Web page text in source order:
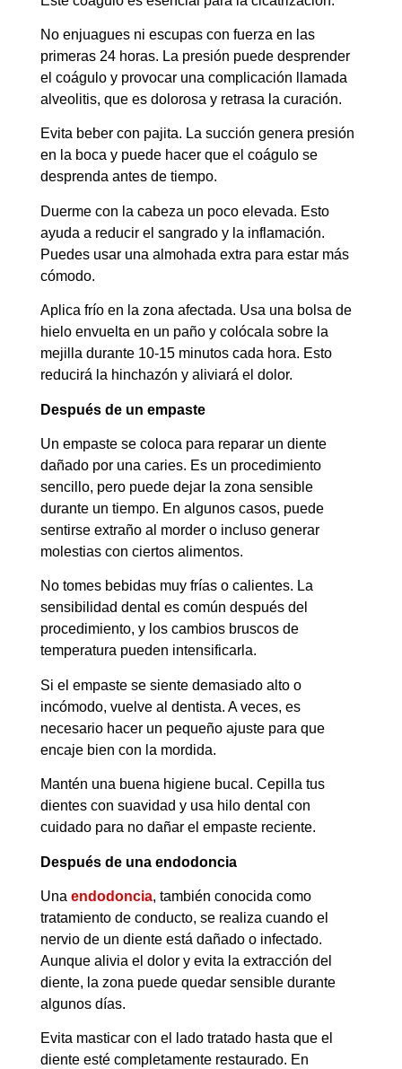
No enjuagues ni escupas con fuerza en las
primeras 24 horas. La presión puede desprender
el coágulo y provocar una complicación llamada
alveolitis, que es dolorosa y retrasa la curación.
Evita beber con pajita. La succión genera presión
en la boca y puede hacer que el coágulo se
desprenda antes de tiempo.
Duerme con la cabeza un poco elevada. Esto
ayuda a reducir el sangrado y la inflamación.
Puedes usar una almohada extra para estar más
cómodo.
Aplica frío en la zona afectada. Usa una bolsa de
hielo envuelta en un paño y colócala sobre la
mejilla durante 10-15 minutos cada hora. Esto
reducirá la hinchazón y aliviará el dolor.
Después de un empaste
Un empaste se coloca para reparar un diente
dañado por una caries. Es un procedimiento
sencillo, pero puede dejar la zona sensible
durante un tiempo. En algunos casos, puede
sentirse extraño al morder o incluso generar
molestias con ciertos alimentos.
No tomes bebidas muy frías o calientes. La
sensibilidad dental es común después del
procedimiento, y los cambios bruscos de
temperatura pueden intensificarla.
Si el empaste se siente demasiado alto o
incómodo, vuelve al dentista. A veces, es
necesario hacer un pequeño ajuste para que
encaje bien con la mordida.
Mantén una buena higiene bucal. Cepilla tus
dientes con suavidad y usa hilo dental con
cuidado para no dañar el empaste reciente.
Después de una endodoncia
Una endodoncia, también conocida como
tratamiento de conducto, se realiza cuando el
nervio de un diente está dañado o infectado.
Aunque alivia el dolor y evita la extracción del
diente, la zona puede quedar sensible durante
algunos días.
Evita masticar con el lado tratado hasta que el
diente esté completamente restaurado. En